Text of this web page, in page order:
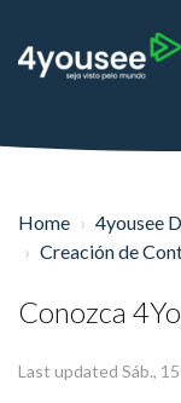
Home
4yousee
Creación de
Conozca
Last updated Sáb.,